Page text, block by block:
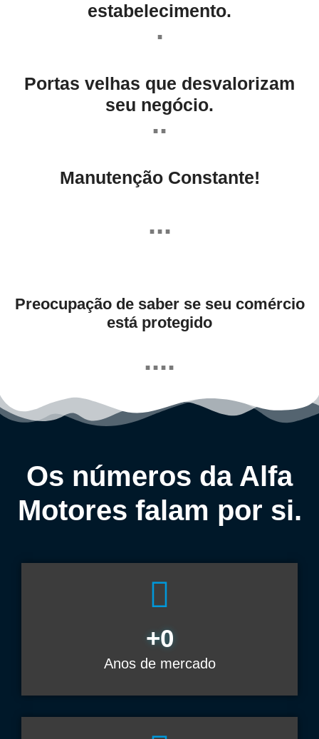
estabelecimento.
.
Portas velhas que desvalorizam
seu negócio.
..
Manutenção Constante!
...
Preocupação de saber se seu comércio
está protegido
....
Os números da Alfa
Motores falam por si.
Anos de mercado
+0